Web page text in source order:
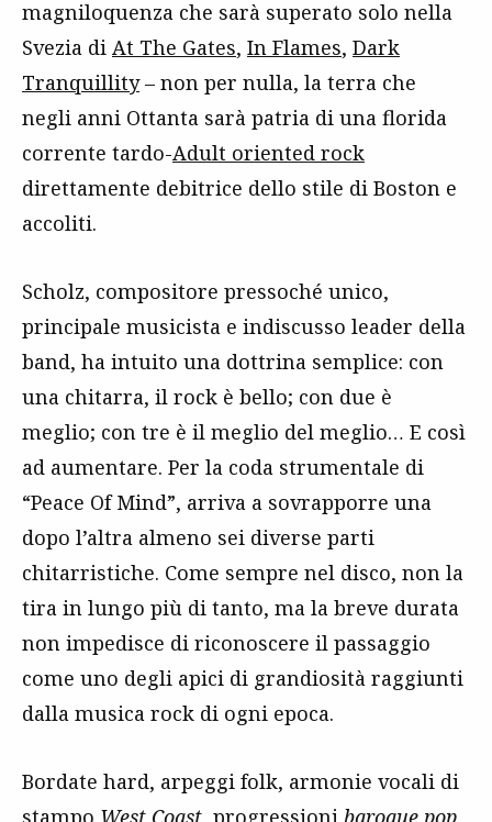
magniloquenza che sarà superato solo nella
Svezia di At The Gates, In Flames, Dark
Tranquillity– non per nulla, la terra che
negli anni Ottanta sarà patria di una florida
corrente tardo-Adult oriented rock
direttamente debitrice dello stile di Boston e
accoliti.
Scholz, compositore pressoché unico,
principale musicista e indiscusso leader della
band, ha intuito una dottrina semplice: con
una chitarra, il rock è bello; con due è
meglio; con tre è il meglio del meglio… E così
ad aumentare. Per la coda strumentale di
“Peace Of Mind”, arriva a sovrapporre una
dopo l’altra almeno sei diverse parti
chitarristiche. Come sempre nel disco, non la
tira in lungo più di tanto, ma la breve durata
non impedisce di riconoscere il passaggio
come uno degli apici di grandiosità raggiunti
dalla musica rock di ogni epoca.
Bordate hard, arpeggi folk, armonie vocali di